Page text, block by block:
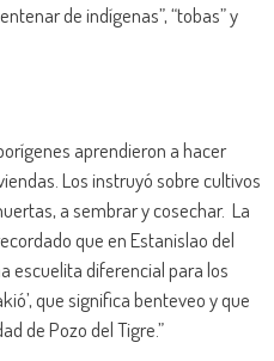
de indígenas”, “tobas” y
aprendieron a hacer
Los instruyó sobre cultivos
a sembrar y cosechar. La
que en Estanislao del
escuelita diferencial para los
que significa benteveo y que
de Pozo del Tigre.”